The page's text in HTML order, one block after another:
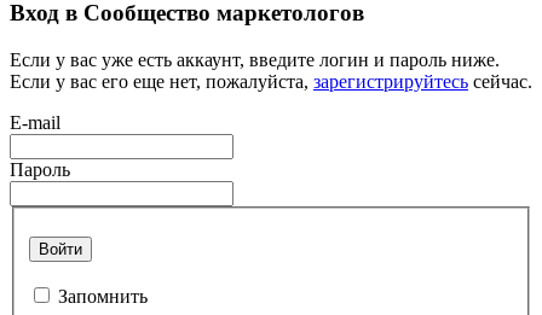
Вход в Сообщество маркетологов
Если у вас уже есть аккаунт, введите логин и пароль ниже.
Если у вас его еще нет, пожалуйста, зарегистрируйтесь сейчас.
E-mail
Пароль
Войти
Запомнить